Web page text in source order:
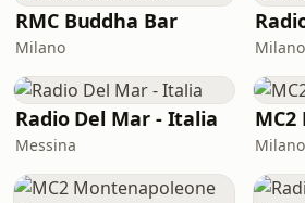
RMC Buddha Bar
Milano Milano
Radio Del Mar - Italia
Messina
MC2
Milano